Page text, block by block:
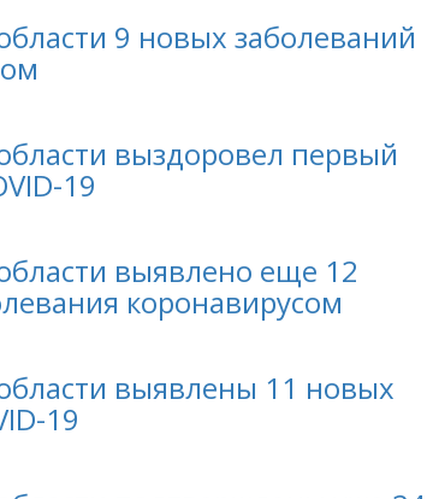
9 новых заболеваний
выздоровел первый
19
выявлено еще 12
коронавирусом
выявлены 11 новых
19